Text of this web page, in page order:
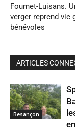
Fournet-Luisans.
verger reprend vie
bénévoles
ARTICLES
Besançon